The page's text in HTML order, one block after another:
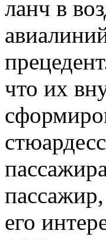
ланч в
что их
его